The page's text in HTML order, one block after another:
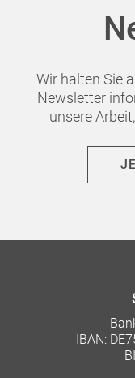
Wir halten Sie
Newsletter
unsere
IBAN: